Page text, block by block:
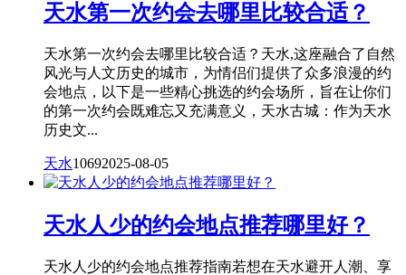
天水第一次约会去哪里比较合适？
天水第一次约会去哪里比较合适？天水,这座融合了自然
风光与人文历史的城市，为情侣们提供了众多浪漫的约
会地点，以下是一些精心挑选的约会场所，旨在让你们
的第一次约会既难忘又充满意义，天水古城：作为天水
历史文...
天水10692025-08-05
天水人少的约会地点推荐哪里好？
天水人少的约会地点推荐指南若想在天水避开人潮、享